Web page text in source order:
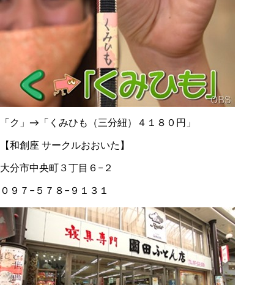
「ク」→「くみひも（三分紐）４１８０円」
【和創座 サークルおおいた】
大分市中央町３丁目６−２
０９７−５７８−９１３１